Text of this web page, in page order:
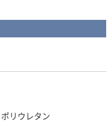
リウレタン